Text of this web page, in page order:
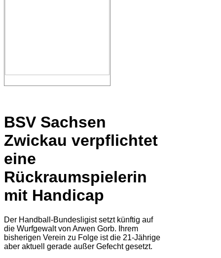
BSV Sachsen
Zwickau verpflichtet
eine
Rückraumspielerin
mit Handicap
Der Handball-Bundesligist setzt künftig auf
die Wurfgewalt von Arwen Gorb. Ihrem
bisherigen Verein zu Folge ist die 21-Jährige
aber aktuell gerade außer Gefecht gesetzt.